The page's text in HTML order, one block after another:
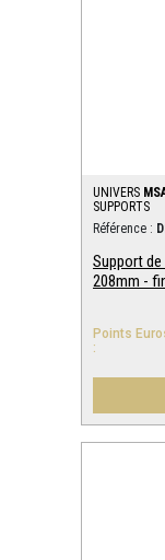
UNIVERS
SUPPORTS
Référence :
Support de
208mm -
Points
: